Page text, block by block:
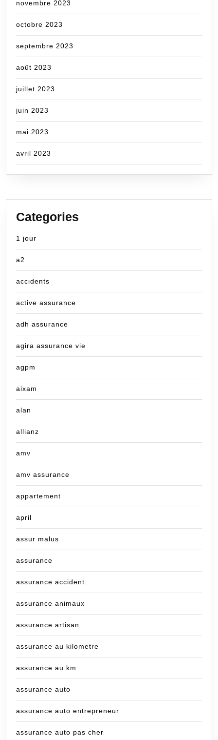
novembre 2023
octobre 2023
septembre 2023
août 2023
juillet 2023
juin 2023
mai 2023
avril 2023
Categories
1 jour
a2
accidents
active assurance
adh assurance
agira assurance vie
agpm
aixam
alan
allianz
amv
amv assurance
appartement
april
assur malus
assurance
assurance accident
assurance animaux
assurance artisan
assurance au kilometre
assurance au km
assurance auto
assurance auto entrepreneur
assurance auto pas cher